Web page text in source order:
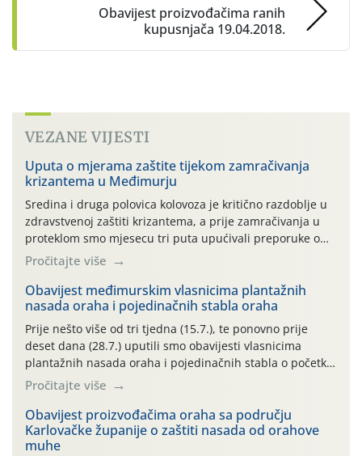
Obavijest proizvođačima ranih
kupusnjača 19.04.2018.
VEZANE VIJESTI
Uputa o mjerama zaštite tijekom zamračivanja
krizantema u Međimurju
Sredina i druga polovica kolovoza je kritično razdoblje u
zdravstvenoj zaštiti krizantema, a prije zamračivanja u
proteklom smo mjesecu tri puta upućivali preporuke o
preventivnim mjerama zaštite krizantema od najčešćih
uzročnika bolesti, štetnika i fito-fagnih grinja (23.7., 14.7.,
06.7.)! Na početku ovog mjeseca je zabilježeno je
povijesno i ekstremno vruće meteorološko razdoblje, uz
najviše temperature […]
Pročitajte više
Obavijest međimurskim vlasnicima plantažnih
nasada oraha i pojedinačnih stabla oraha
Prije nešto više od tri tjedna (15.7.), te ponovno prije
deset dana (28.7.) uputili smo obavijesti vlasnicima
plantažnih nasada oraha i pojedinačnih stabla o početku
leta i ovogodišnjoj potrebi usmjerenog suzbijanja
orahove muhe (Rhagoletis completa)! Već dvanaest dana
traje drugi ovogodišnji “toplinski udar”, koji naročito
izražen zadnja šest dana (31.7.-05.8.), jer najviše
temperature zraka svakodnevno […]
Pročitajte više
Obavijest proizvođačima oraha sa području
Karlovačke županije o zaštiti nasada od orahove
muhe